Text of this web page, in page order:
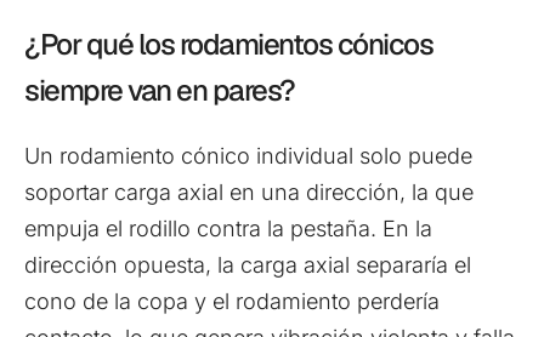
¿Por qué los rodamientos cónicos
siempre van en pares?
Un rodamiento cónico individual solo puede
soportar carga axial en una dirección, la que
empuja el rodillo contra la pestaña. En la
dirección opuesta, la carga axial separaría el
cono de la copa y el rodamiento perdería